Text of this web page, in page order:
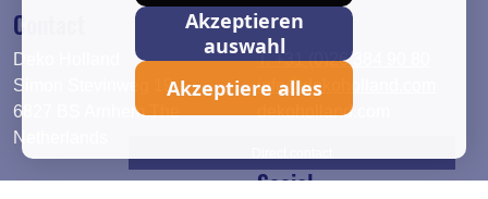
Contact
Deko Holland
Simon Stevinweg 19
6827 BS Arnhem The
Netherlands
T. +31 (0)26 384 90 80
info@dekoholland.com
dekoholland.com
Social
Akzeptieren
auswahl
Akzeptiere alles